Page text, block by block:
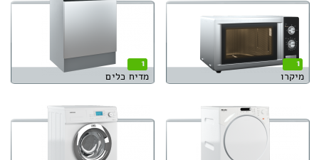
1
מיקרו
1
מדיח כלים